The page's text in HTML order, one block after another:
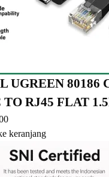
UGREEN 80186
TO RJ45 FLAT
keranjang